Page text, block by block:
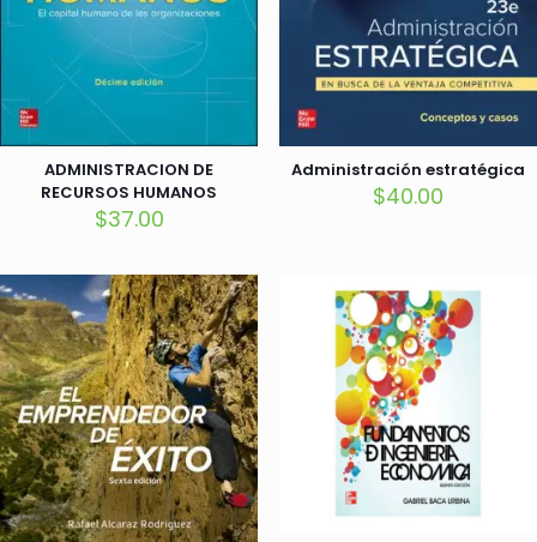
ADMINISTRACION DE
RECURSOS HUMANOS
$37.00
Administración estratégica
$40.00